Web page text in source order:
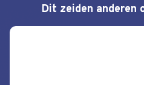
Dit zeiden anderen